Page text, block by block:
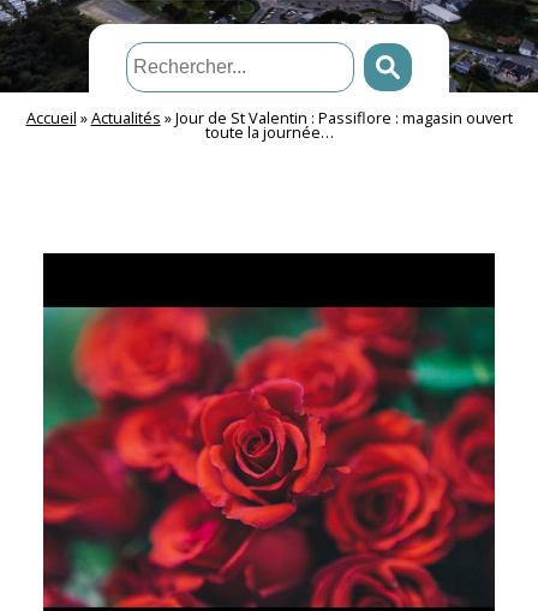
Accueil »Actualités »Jour de St Valentin : Passiflore : magasin ouvert
toute la journée…